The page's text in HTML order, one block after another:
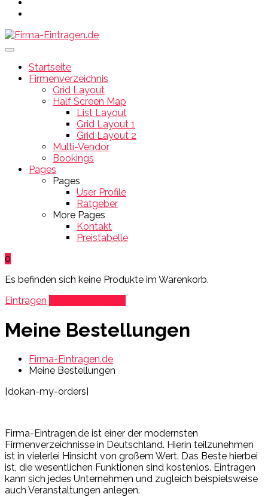
Startseite
Firmenverzeichnis
Grid Layout
Half Screen Map
List Layout
Grid Layout 1
Grid Layout 2
Multi-Vendor
Bookings
Pages
Pages
User Profile
Ratgeber
More Pages
Kontakt
Preistabelle
0
Es befinden sich keine Produkte im Warenkorb.
Eintragen
Meine Bestellungen
Firma-Eintragen.de
Meine Bestellungen
[dokan-my-orders]
Firma-Eintragen.de ist einer der modernsten
Firmenverzeichnisse in Deutschland. Hierin teilzunehmen
ist in vielerlei Hinsicht von großem Wert. Das Beste hierbei
ist, die wesentlichen Funktionen sind kostenlos. Eintragen
kann sich jedes Unternehmen und zugleich beispielsweise
auch Veranstaltungen anlegen.